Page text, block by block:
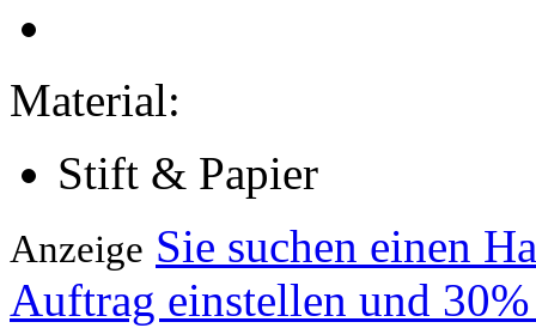
Material:
Stift & Papier
Anzeige Sie suchen einen
Auftrag einstellen und